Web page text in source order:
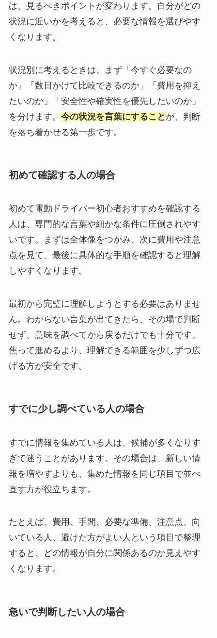
は、見るべきポイントが変わります。自分がどの
状況に近いかを考えると、必要な情報を選びやす
くなります。
状況別に考えるときは、まず「今すぐ必要なの
か」「数日かけて比較できるのか」「費用を抑え
たいのか」「安全性や確実性を優先したいのか」
を分けます。 今の状況を言葉にすること が、判断
を落ち着かせる第一歩です。
初めて確認する人の場合
初めて電動ドライバー初心者おすすめを確認する
人は、専門的な言葉や細かな条件に圧倒されやす
いです。まずは全体像をつかみ、次に費用や注意
点を見て、最後に具体的な手順を確認すると理解
しやすくなります。
最初から完璧に理解しようとする必要はありませ
ん。わからない言葉が出てきたら、その場で判断
せず、意味を調べてから戻るだけでも十分です。
焦って進めるより、理解できる範囲を少しずつ広
げる方が安全です。
すでに少し調べている人の場合
すでに情報を集めている人は、候補が多くなりす
ぎて迷うことがあります。その場合は、新しい情
報を増やすよりも、集めた情報を同じ項目で並べ
直す方が役立ちます。
たとえば、費用、手間、必要な準備、注意点、向
いている人、避けた方がよい人という項目で整理
すると、どの情報が自分に関係あるのか見えやす
くなります。
急いで判断したい人の場合